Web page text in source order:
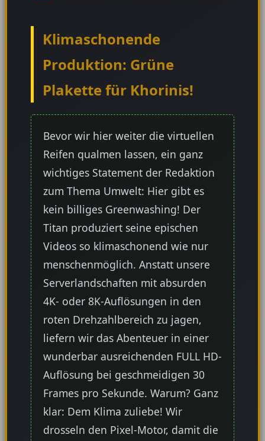
Klimaschonende
Produktion: Grüne
Plakette für Khorinis!
Bevor wir hier weiter die virtuellen
Reifen qualmen lassen, ein ganz
wichtiges Statement der Redaktion
zum Thema Umwelt: Hier gibt es
kein billiges Greenwashing! Der
Titan produziert seine epischen
Videos so klimaschonend wie nur
menschenmöglich. Anstatt unsere
Serverlandschaften mit absurden
4K- oder 8K-Auflösungen in den
roten Drehzahlbereich zu jagen,
liefern wir das Abenteuer in einer
wunderbar ausreichenden FULL HD-
Auflösung bei geschmeidigen 30
Frames pro Sekunde. Warum? Ganz
klar: Dem Klima zuliebe! Wir
drosseln den Pixel-Motor, damit die